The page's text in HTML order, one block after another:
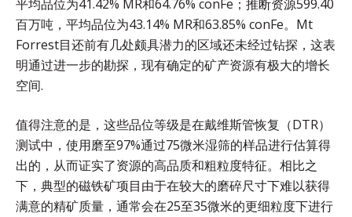
平均品位为41.42% MR和64.76% conFe；推断资源599.40
百万吨，平均品位为43.14% MR和63.85% conFe。Mt
Forrest目还前有几处颇具潜力的区域还未经过钻探，这表
明通过进一步的勘探，现有确定的矿产资源有极大的增长
空间.
值得注意的是，这些品位等级是在戴维斯管恢复（DTR）
测试中，使用磨至97%通过75微米湿筛的样品进行估算得
出的，从而证实了资源的高品质和粗粒度特征。相比之
下，典型的磁铁矿项目由于在较大的磨碎尺寸下难以获得
满意的精矿质量，通常会在25至35微米的更细粒度下进行